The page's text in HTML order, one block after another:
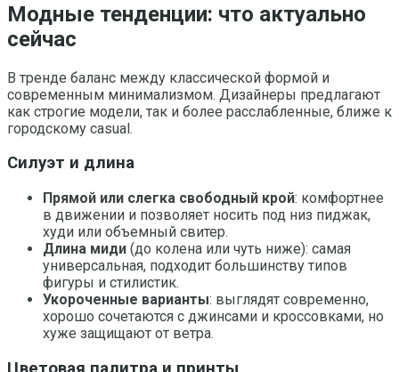
Модные тенденции: что актуально
сейчас
В тренде баланс между классической формой и
современным минимализмом. Дизайнеры предлагают
как строгие модели, так и более расслабленные, ближе к
городскому casual.
Силуэт и длина
Прямой или слегка свободный крой: комфортнее
в движении и позволяет носить под низ пиджак,
худи или объемный свитер.
Длина миди (до колена или чуть ниже): самая
универсальная, подходит большинству типов
фигуры и стилистик.
Укороченные варианты: выглядят современно,
хорошо сочетаются с джинсами и кроссовками, но
хуже защищают от ветра.